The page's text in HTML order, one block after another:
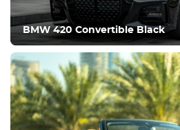
ביקורת פוסט
BMW 420 Convertible Black